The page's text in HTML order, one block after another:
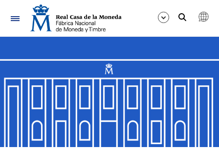
Navegación
Mostrar/Ocultar
Mostrar/Ocultar
Mostrar/Ocultar